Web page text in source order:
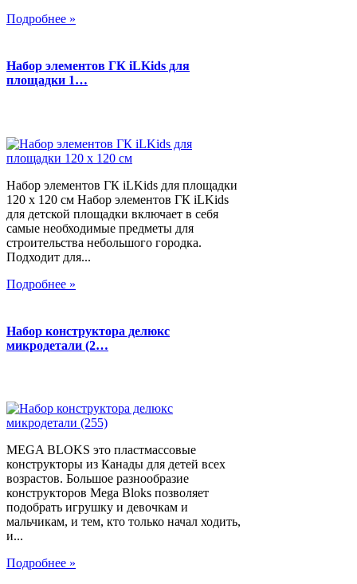
Подробнее »
Набор элементов ГК iLKids для
площадки 1…
Набор элементов ГК iLKids для площадки
120 х 120 см Набор элементов ГК iLKids
для детской площадки включает в себя
самые необходимые предметы для
строительства небольшого городка.
Подходит для...
Подробнее »
Набор конструктора делюкс
микродетали (2…
MEGA BLOKS это пластмассовые
конструкторы из Канады для детей всех
возрастов. Большое разнообразие
конструкторов Mega Bloks позволяет
подобрать игрушку и девочкам и
мальчикам, и тем, кто только начал ходить,
и...
Подробнее »